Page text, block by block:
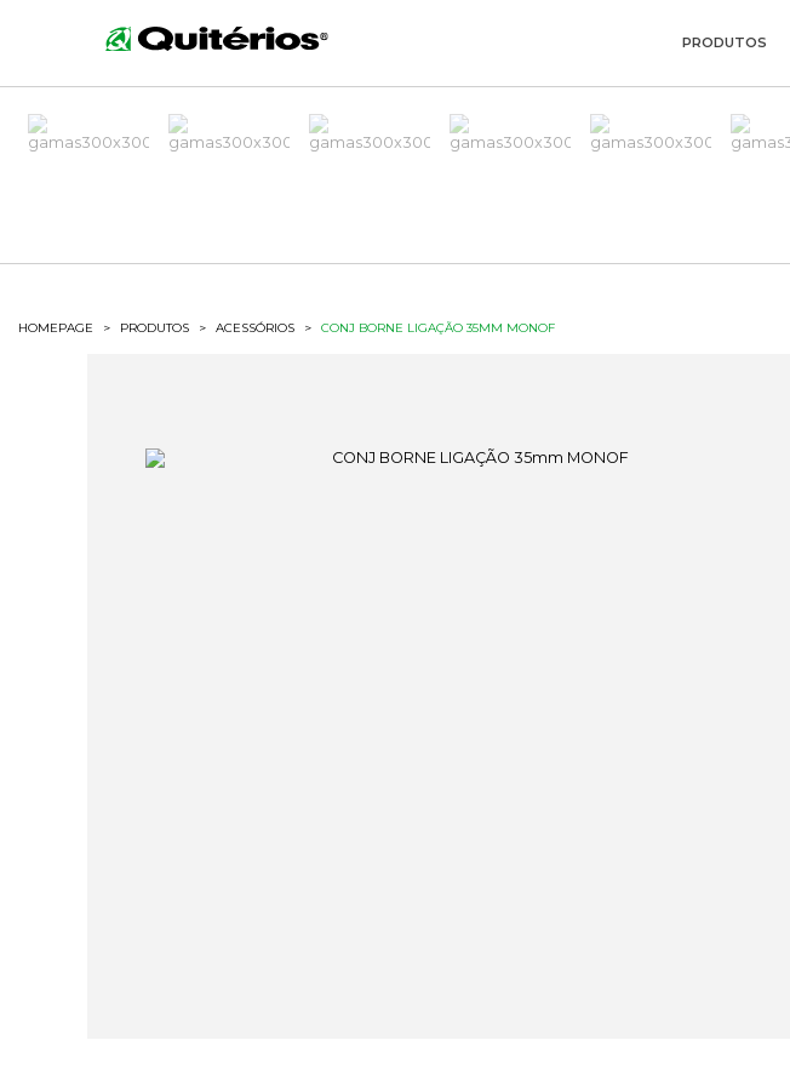
PRODUTOS
HOMEPAGE > PRODUTOS > ACESSÓRIOS > CONJ BORNE LIGAÇÃO 35MM MONOF